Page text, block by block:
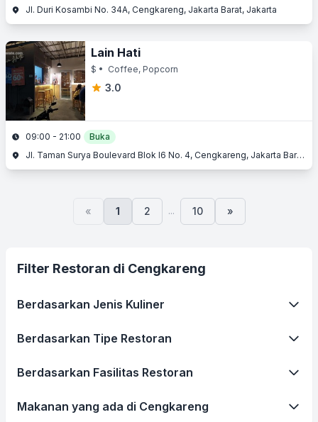
Jl. Duri Kosambi No. 34A, Cengkareng, Jakarta Barat, Jakarta
Lain Hati
$ • Coffee, Popcorn
3.0
09:00 - 21:00
Buka
Jl. Taman Surya Boulevard Blok I6 No. 4, Cengkareng, Jakarta Barat, Jakarta
« 1 2 ... 10 »
Filter Restoran di Cengkareng
Berdasarkan Jenis Kuliner
Berdasarkan Tipe Restoran
Berdasarkan Fasilitas Restoran
Makanan yang ada di Cengkareng